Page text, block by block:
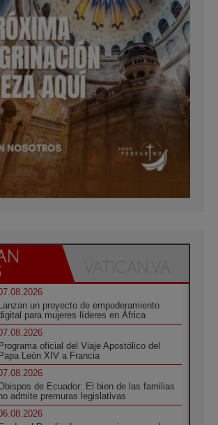
Lanzan un proyecto de empoderamiento
para mujeres líderes en África
Programa oficial del Viaje Apostólico del
Papa León XIV a Francia
de Ecuador: El bien de las familias
admite premuras legislativas